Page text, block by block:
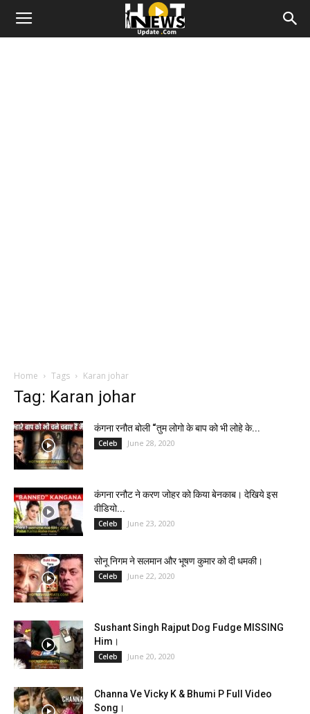
Home Tags Karan johar
Tag: Karan johar
कंगना रनौत बोली “तुम लोगो के बाप को भी लोहे के...
Celeb June 28, 2020
कंगना रनौट ने करण जोहर को किया बेनकाब। देखिये इस
वीडियो...
Celeb June 23, 2020
सोनू निगम ने सलमान और भूषण कुमार को दी धमकी।
Celeb June 22, 2020
Sushant Singh Rajput Dog Fudge MISSING
Him।
Celeb June 20, 2020
Channa Ve Vicky K & Bhumi P Full Video
Song।